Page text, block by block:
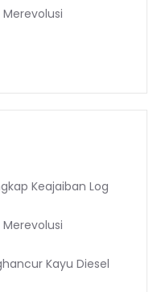
Keajaiban Log
Kayu Diesel